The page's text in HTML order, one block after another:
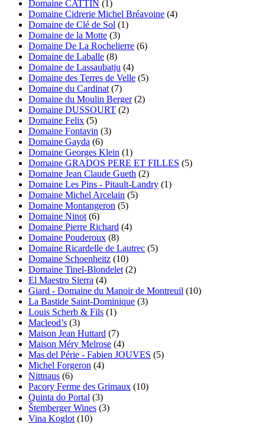
Domaine CATTIN (1)
Domaine Cidrerie Michel Bréavoine (4)
Domaine de Clé de Sol (1)
Domaine de la Motte (3)
Domaine De La Rochelierre (6)
Domaine de Laballe (8)
Domaine de Lassaubatju (4)
Domaine des Terres de Velle (5)
Domaine du Cardinat (7)
Domaine du Moulin Berger (2)
Domaine DUSSOURT (2)
Domaine Felix (5)
Domaine Fontavin (3)
Domaine Gayda (6)
Domaine Georges Klein (1)
Domaine GRADOS PERE ET FILLES (5)
Domaine Jean Claude Gueth (2)
Domaine Les Pins - Pitault-Landry (1)
Domaine Michel Arcelain (5)
Domaine Montangeron (5)
Domaine Ninot (6)
Domaine Pierre Richard (4)
Domaine Pouderoux (8)
Domaine Ricardelle de Lautrec (5)
Domaine Schoenheitz (10)
Domaine Tinel-Blondelet (2)
El Maestro Sierra (4)
Giard - Domaine du Manoir de Montreuil (10)
La Bastide Saint-Dominique (3)
Louis Scherb & Fils (1)
Macleod’s (3)
Maison Jean Huttard (7)
Maison Méry Melrose (4)
Mas del Périe - Fabien JOUVES (5)
Michel Forgeron (4)
Nittnaus (6)
Pacory Ferme des Grimaux (10)
Quinta do Portal (3)
Štemberger Wines (3)
Vina Koglot (10)